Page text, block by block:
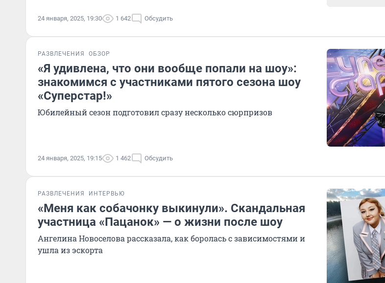
24 января, 2025, 19:30 1 642 Обсудить
РАЗВЛЕЧЕНИЯ ОБЗОР
«Я удивлена, что они вообще попали на шоу»:
знакомимся с участниками пятого сезона шоу
«Суперстар!»
Юбилейный сезон подготовил сразу несколько сюрпризов
24 января, 2025, 19:15 1 462 Обсудить
РАЗВЛЕЧЕНИЯ ИНТЕРВЬЮ
«Меня как собачонку выкинули». Скандальная
участница «Пацанок» — о жизни после шоу
Ангелина Новоселова рассказала, как боролась с зависимостями и
ушла из эскорта